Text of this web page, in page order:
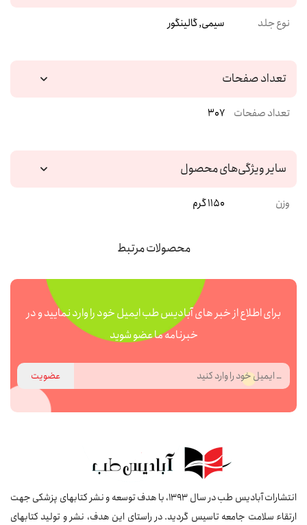
نوع جلد سیمی, گالینگور
تعداد صفحات
تعداد صفحات 307
سایر ویژگی‌های محصول
وزن 1150 گرم
محصولات مرتبط
برای اطلاع از خبر های آبادیس طب ایمیل خود را وارد نمایید و در
خبرنامه ما عضو شوید
عضویت
انتشارات آبادیس طب در سال 1393، با هدف توسعه و نشر کتابهای پزشکی جهت
ارتقاء سلامت جامعه تاسیس گردید. در راستای این هدف، نشر و تولید کتابهای